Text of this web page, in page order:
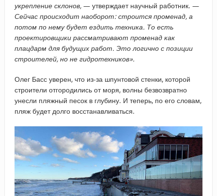
укрепление склонов,— утверждает научный работник. —
Сейчас происходит наоборот: строится променад, а
потом по нему будет ездить техника. То есть
проектировщики рассматривают променад как
плацдарм для будущих работ. Это логично с позиции
строителей, но не гидротехников».
Олег Басс уверен, что из-за шпунтовой стенки, которой
строители отгородились от моря, волны безвозвратно
унесли пляжный песок в глубину. И теперь, по его словам,
пляж будет долго восстанавливаться.